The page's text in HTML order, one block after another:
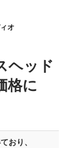
オ
ヘッド
格に
おり、